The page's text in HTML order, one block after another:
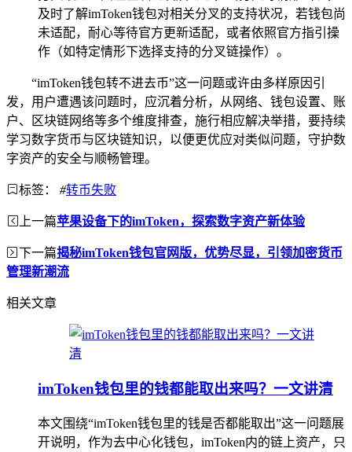
及时了解imToken钱包对相关分叉的支持状况，若钱包尚
未适配，耐心等待官方更新适配，或者依照官方指引操
作（如特定情形下选择支持的分叉链操作）。
“imToken钱包转不进去币”这一问题或许由多样原因引
发，用户遭遇该问题时，应沉着分析，从网络、钱包设置、账
户、区块链网络等多个维度排查，施行相应解决举措，要持续
学习数字货币与区块链知识，以便更优应对类似问题，守护数
字资产的安全与顺畅管理。
标签： #转币失败
上一篇苹果设备下的imToken，探索数字资产新体验
下一篇揭秘imToken钱包官网版，优势尽显，引领加密货币
管理新潮流
相关文章
imToken钱包里的钱都能取出来吗？一文讲清
本文围绕“imToken钱包里的钱是否都能取出”这一问题展
开说明，作为去中心化钱包，imToken内的链上资产，只